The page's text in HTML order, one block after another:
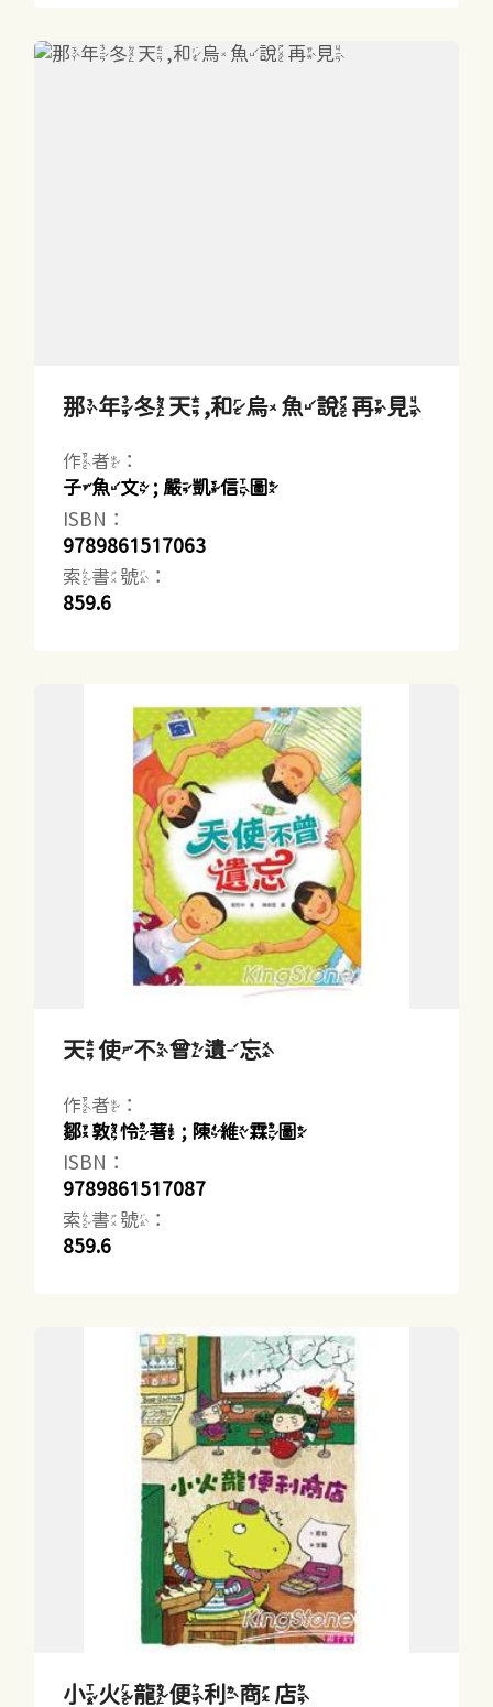
那年冬天,和烏魚說再見
作者：
子魚文 ; 嚴凱信圖
ISBN：
9789861517063
索書號：
859.6
天使不曾遺忘
作者：
鄒敦怜著 ; 陳維霖圖
ISBN：
9789861517087
索書號：
859.6
小火龍便利商店